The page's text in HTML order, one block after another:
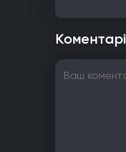
Коментарі